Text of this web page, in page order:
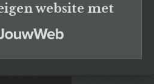
website met